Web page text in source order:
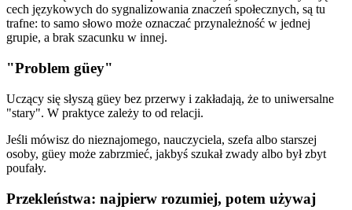
cech językowych do sygnalizowania znaczeń społecznych, są tu
trafne: to samo słowo może oznaczać przynależność w jednej
grupie, a brak szacunku w innej.
"Problem güey"
Uczący się słyszą güey bez przerwy i zakładają, że to uniwersalne
"stary". W praktyce zależy to od relacji.
Jeśli mówisz do nieznajomego, nauczyciela, szefa albo starszej
osoby, güey może zabrzmieć, jakbyś szukał zwady albo był zbyt
poufały.
Przekleństwa: najpierw rozumiej, potem używaj